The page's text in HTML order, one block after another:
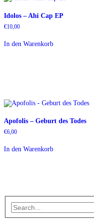
Idolos – Ahi Cap EP
€10,00
In den Warenkorb
Apofolis – Geburt des Todes
€6,00
In den Warenkorb